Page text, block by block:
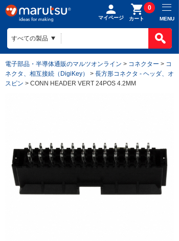
マイページ カート
0
MENU
電子部品・半導体通販のマルツオンライン > コネクター > コ
ネクタ、相互接続（DigiKey）
> 長方形コネクタ - ヘッダ、オ
スピン > CONN HEADER VERT 24POS 4.2MM